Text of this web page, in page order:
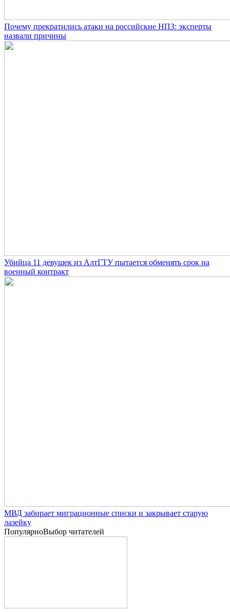
Почему прекратились атаки на российские НПЗ: эксперты
назвали причины
Убийца 11 девушек из АлтГТУ пытается обменять срок на
военный контракт
МВД забирает миграционные списки и закрывает старую
лазейку
ПопулярноВыбор читателей